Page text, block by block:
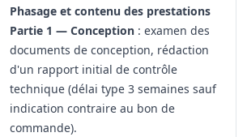
Phasage et contenu des prestations
Partie 1 — Conception : examen des
documents de conception, rédaction
d'un rapport initial de contrôle
technique (délai type 3 semaines sauf
indication contraire au bon de
commande).